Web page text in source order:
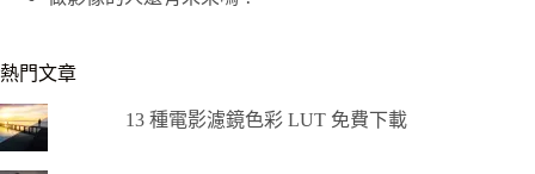
熱門文章
13 種電影濾鏡色彩 LUT 免費下載